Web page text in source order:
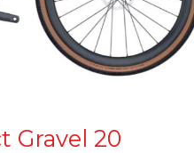
Gravel 20